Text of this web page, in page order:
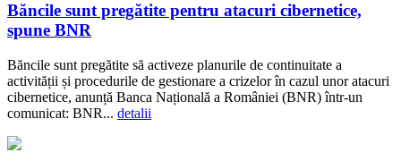
Băncile sunt pregătite pentru atacuri cibernetice,
spune BNR
Băncile sunt pregătite să activeze planurile de continuitate a
activității și procedurile de gestionare a crizelor în cazul unor atacuri
cibernetice, anunță Banca Națională a României (BNR) într-un
comunicat: BNR... detalii